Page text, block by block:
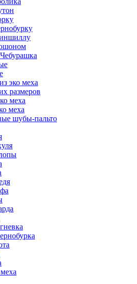
эко меха
размеров
меха
меха
шубы-пальто